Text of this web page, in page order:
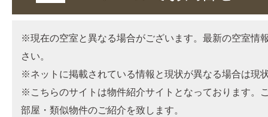
※現在の空室と異なる場合がございます。最新の空室情
さい。
※ネットに掲載されている情報と現状が異なる場合は現
※こちらのサイトは物件紹介サイトとなっております。
部屋・類似物件のご紹介を致します。